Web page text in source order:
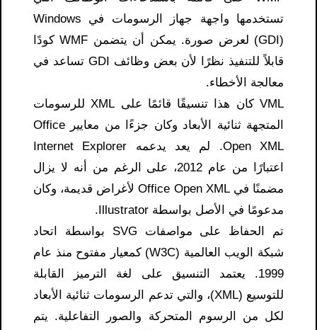
تستخدمها واجهة جهاز الرسومات في Windows
(GDI) لعرض صورة. يمكن أن يتضمن WMF كودًا
قابلاً للتنفيذ نظرًا لأن بعض وظائف GDI تساعد في
معالجة الأخطاء.
VML كان هذا تنسيقًا قائمًا على XML للرسومات
المتجهة ثنائية الأبعاد وكان جزءًا من معايير Office
Open XML. لم يعد يدعمه Internet Explorer
اعتبارًا من عام 2012، على الرغم من أنه لا يزال
مضمنًا في Office Open XML لأغراض قديمة، وكان
مدعومًا في الأصل بواسطة Illustrator.
تم الحفاظ على مواصفات SVG بواسطة اتحاد
شبكة الويب العالمية (W3C) كمعيار مفتوح منذ عام
1999. يعتمد التنسيق على لغة الترميز القابلة
للتوسيع (XML)، والتي تدعم الرسومات ثنائية الأبعاد
لكل من الرسوم المتحركة والصور التفاعلية. يتم